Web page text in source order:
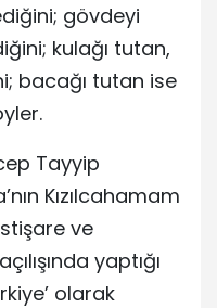
gövdeyi
kulağı tutan,
bacağı tutan ise
Tayyip
Kızılcahamam
ve
yaptığı
olarak